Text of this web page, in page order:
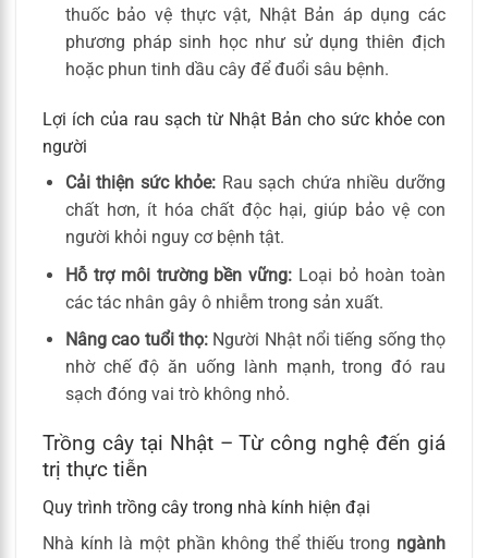
thuốc bảo vệ thực vật, Nhật Bản áp dụng các
phương pháp sinh học như sử dụng thiên địch
hoặc phun tinh dầu cây để đuổi sâu bệnh.
Lợi ích của rau sạch từ Nhật Bản cho sức khỏe con
người
Cải thiện sức khỏe: Rau sạch chứa nhiều dưỡng
chất hơn, ít hóa chất độc hại, giúp bảo vệ con
người khỏi nguy cơ bệnh tật.
Hỗ trợ môi trường bền vững: Loại bỏ hoàn toàn
các tác nhân gây ô nhiễm trong sản xuất.
Nâng cao tuổi thọ:Người Nhật nổi tiếng sống thọ
nhờ chế độ ăn uống lành mạnh, trong đó rau
sạch đóng vai trò không nhỏ.
Trồng cây tại Nhật – Từ công nghệ đến giá
trị thực tiễn
Quy trình trồng cây trong nhà kính hiện đại
Nhà kính là một phần không thể thiếu trong ngành